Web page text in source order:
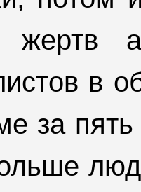
жертв
в
за